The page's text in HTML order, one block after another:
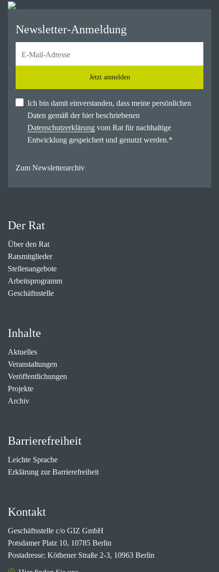
Newsletter-Anmeldung
Jetzt anmelden
Ich bin damit einverstanden, dass meine persönlichen
Daten gemäß der hier beschriebenen
Datenschutzerklärung vom Rat für nachhaltige
Entwicklung gespeichert und genutzt werden.*
Zum Newsletterarchiv
Der Rat
Über den Rat
Ratsmitglieder
Stellenangebote
Arbeitsprogramm
Geschäftsstelle
Inhalte
Aktuelles
Veranstaltungen
Veröffentlichungen
Projekte
Archiv
Barrierefreiheit
Leichte Sprache
Erklärung zur Barrierefreiheit
Kontakt
Geschäftsstelle c/o GIZ GmbH
Potsdamer Platz 10, 10785 Berlin
Postadresse: Köthener Straße 2-3, 10963 Berlin